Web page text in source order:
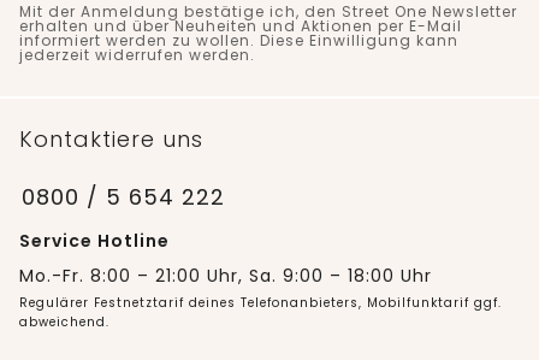
Mit der Anmeldung bestätige ich, den Street One Newsletter
erhalten und über Neuheiten und Aktionen per E-Mail
informiert werden zu wollen. Diese Einwilligung kann
jederzeit widerrufen werden.
Kontaktiere uns
0800 / 5 654 222
Service Hotline
Mo.-Fr. 8:00 – 21:00 Uhr, Sa. 9:00 – 18:00 Uhr
Regulärer Festnetztarif deines Telefonanbieters, Mobilfunktarif ggf.
abweichend.